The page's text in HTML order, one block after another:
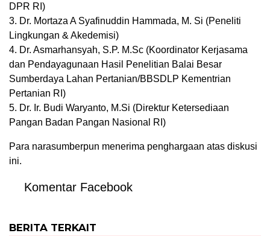
DPR RI)
3. Dr. Mortaza A Syafinuddin Hammada, M. Si (Peneliti
Lingkungan & Akedemisi)
4. Dr. Asmarhansyah, S.P. M.Sc (Koordinator Kerjasama
dan Pendayagunaan Hasil Penelitian Balai Besar
Sumberdaya Lahan Pertanian/BBSDLP Kementrian
Pertanian RI)
5. Dr. Ir. Budi Waryanto, M.Si (Direktur Ketersediaan
Pangan Badan Pangan Nasional RI)
Para narasumberpun menerima penghargaan atas diskusi
ini.
Komentar Facebook
BERITA TERKAIT